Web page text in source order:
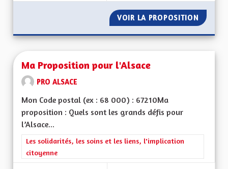
VOIR LA PROPOSITION POUR
Ma Proposition pour l'Alsace
PRO ALSACE
Mon Code postal (ex : 68 000) : 67210Ma
proposition : Quels sont les grands défis pour
l’Alsace...
Filtrer les résultats de la catégorie : Les solidarités, les soins
Les solidarités, les soins et les liens, l'implication
citoyenne